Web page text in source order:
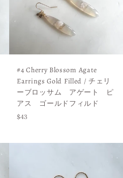
#4 Cherry Blossom Agate
Earrings Gold Filled / チェリ
ーブロッサム アゲート ピ
アス ゴールドフィルド
Regular
$43